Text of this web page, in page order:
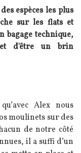
espèces les plus
sur les flats et
bagage technique,
d'être un brin
Alex nous
moulinets sur des
de notre côté
il a suffi d’un